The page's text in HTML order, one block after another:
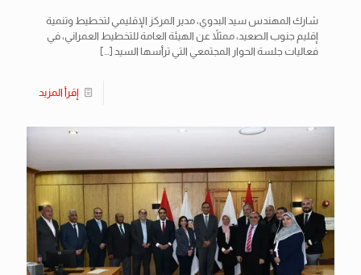
شارك المهندس سيد البدوي، مدير المركز الإقليمي لتخطيط وتنمية
إقليم جنوب الصعيد، ممثلاً عن الهيئة العامة للتخطيط العمراني، في
فعاليات جلسة الحوار المجتمعي التي ترأسها السيد […]
إقرأ المزيد